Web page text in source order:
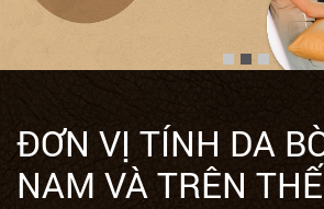
ĐƠN VỊ TÍNH DA
NAM VÀ TRÊN